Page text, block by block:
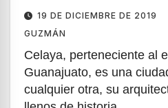
19 DE DICIEMBRE DE 2019
GUZMÁN
Celaya, perteneciente al
Guanajuato, es una
cualquier otra, su